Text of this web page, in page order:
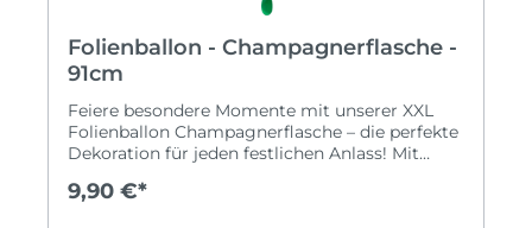
Folienballon - Champagnerflasche -
91cm
Feiere besondere Momente mit unserer XXL
Folienballon Champagnerflasche – die perfekte
Dekoration für jeden festlichen Anlass! Mit
stilvollen Champagner-Design wird dieser
9,90 €*